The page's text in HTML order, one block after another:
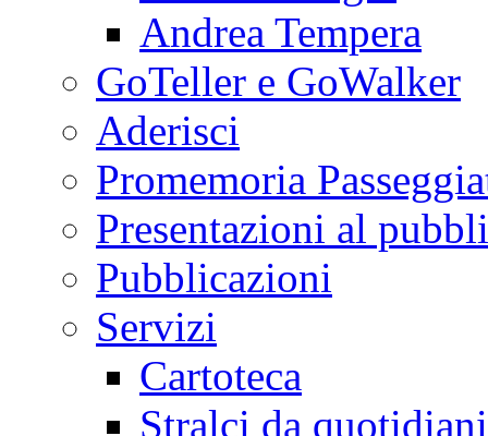
Andrea Tempera
GoTeller e GoWalker
Aderisci
Promemoria
Presentazioni al
Pubblicazioni
Servizi
Cartoteca
Stralci da